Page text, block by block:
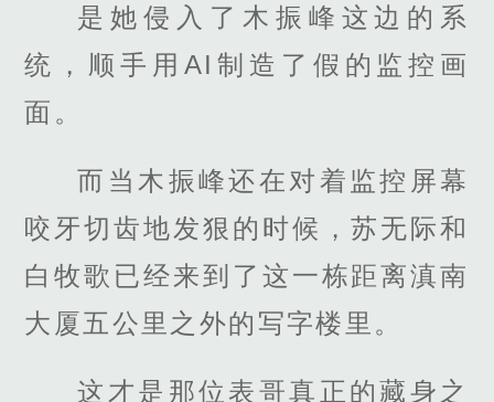
是她侵入了木振峰这边的系
统，顺手用AI制造了假的监控画
面。
而当木振峰还在对着监控屏幕
咬牙切齿地发狠的时候，苏无际和
白牧歌已经来到了这一栋距离滇南
大厦五公里之外的写字楼里。
这才是那位表哥真正的藏身之